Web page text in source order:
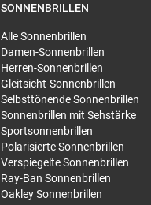
SONNENBRILLEN
Alle Sonnenbrillen
Damen-Sonnenbrillen
Herren-Sonnenbrillen
Gleitsicht-Sonnenbrillen
Selbsttönende Sonnenbrillen
Sonnenbrillen mit Sehstärke
Sportsonnenbrillen
Polarisierte Sonnenbrillen
Verspiegelte Sonnenbrillen
Ray-Ban Sonnenbrillen
Oakley Sonnenbrillen